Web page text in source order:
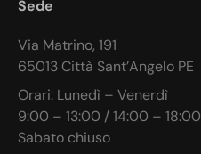
Sede
Via Matrino, 191
65013 Città Sant’Angelo PE
Orari: Lunedì – Venerdì
9:00 – 13:00 / 14:00 – 18:00
Sabato chiuso